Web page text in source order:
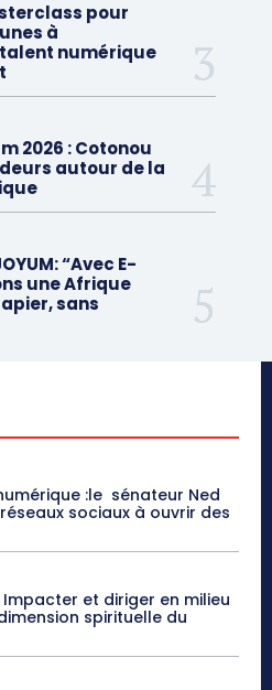
pour
à
numérique
2026 : Cotonou
autour de la
“Avec E-
une Afrique
sans
:le sénateur Ned
sociaux à ouvrir des
et diriger en milieu
spirituelle du